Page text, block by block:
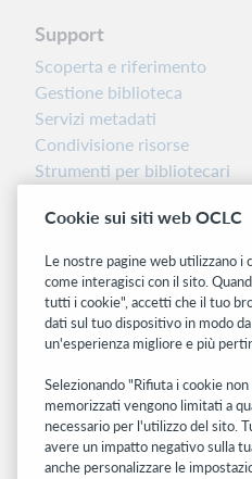
Support
Scoperta e riferimento
Gestione biblioteca
Servizi metadati
Condivisione risorse
Strumenti per bibliotecari
Dashboard di stato del
Siti correlati
OCLC.org
BibFormats
Community
Ricerca
WebJunction
Rete sviluppatori
Cookie sui siti web OCLC
Le nostre pagine web utilizzano i
come interagisci con il sito.
tutti i cookie", accetti che il tuo
dati sul tuo dispositivo in modo
un'esperienza migliore e più
Selezionando "Rifiuta i cookie
memorizzati vengono limitati a
necessario per l'utilizzo del sito.
avere un impatto negativo sulla
anche personalizzare le